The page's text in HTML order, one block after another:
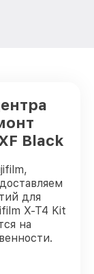
Black
для
X-T4 Kit
на